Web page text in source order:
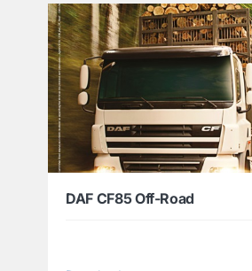
DAF CF85 Off-Road